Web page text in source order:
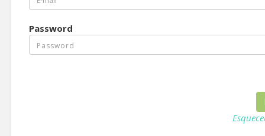
Password